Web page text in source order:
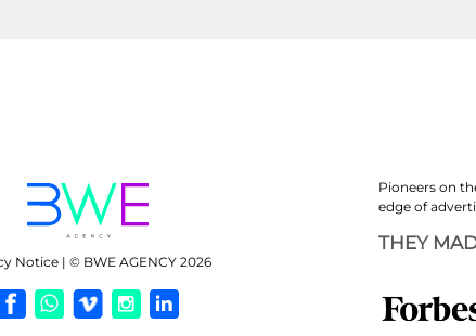
Notice | © BWE AGENCY 2026
Pioneers on
edge of
THEY